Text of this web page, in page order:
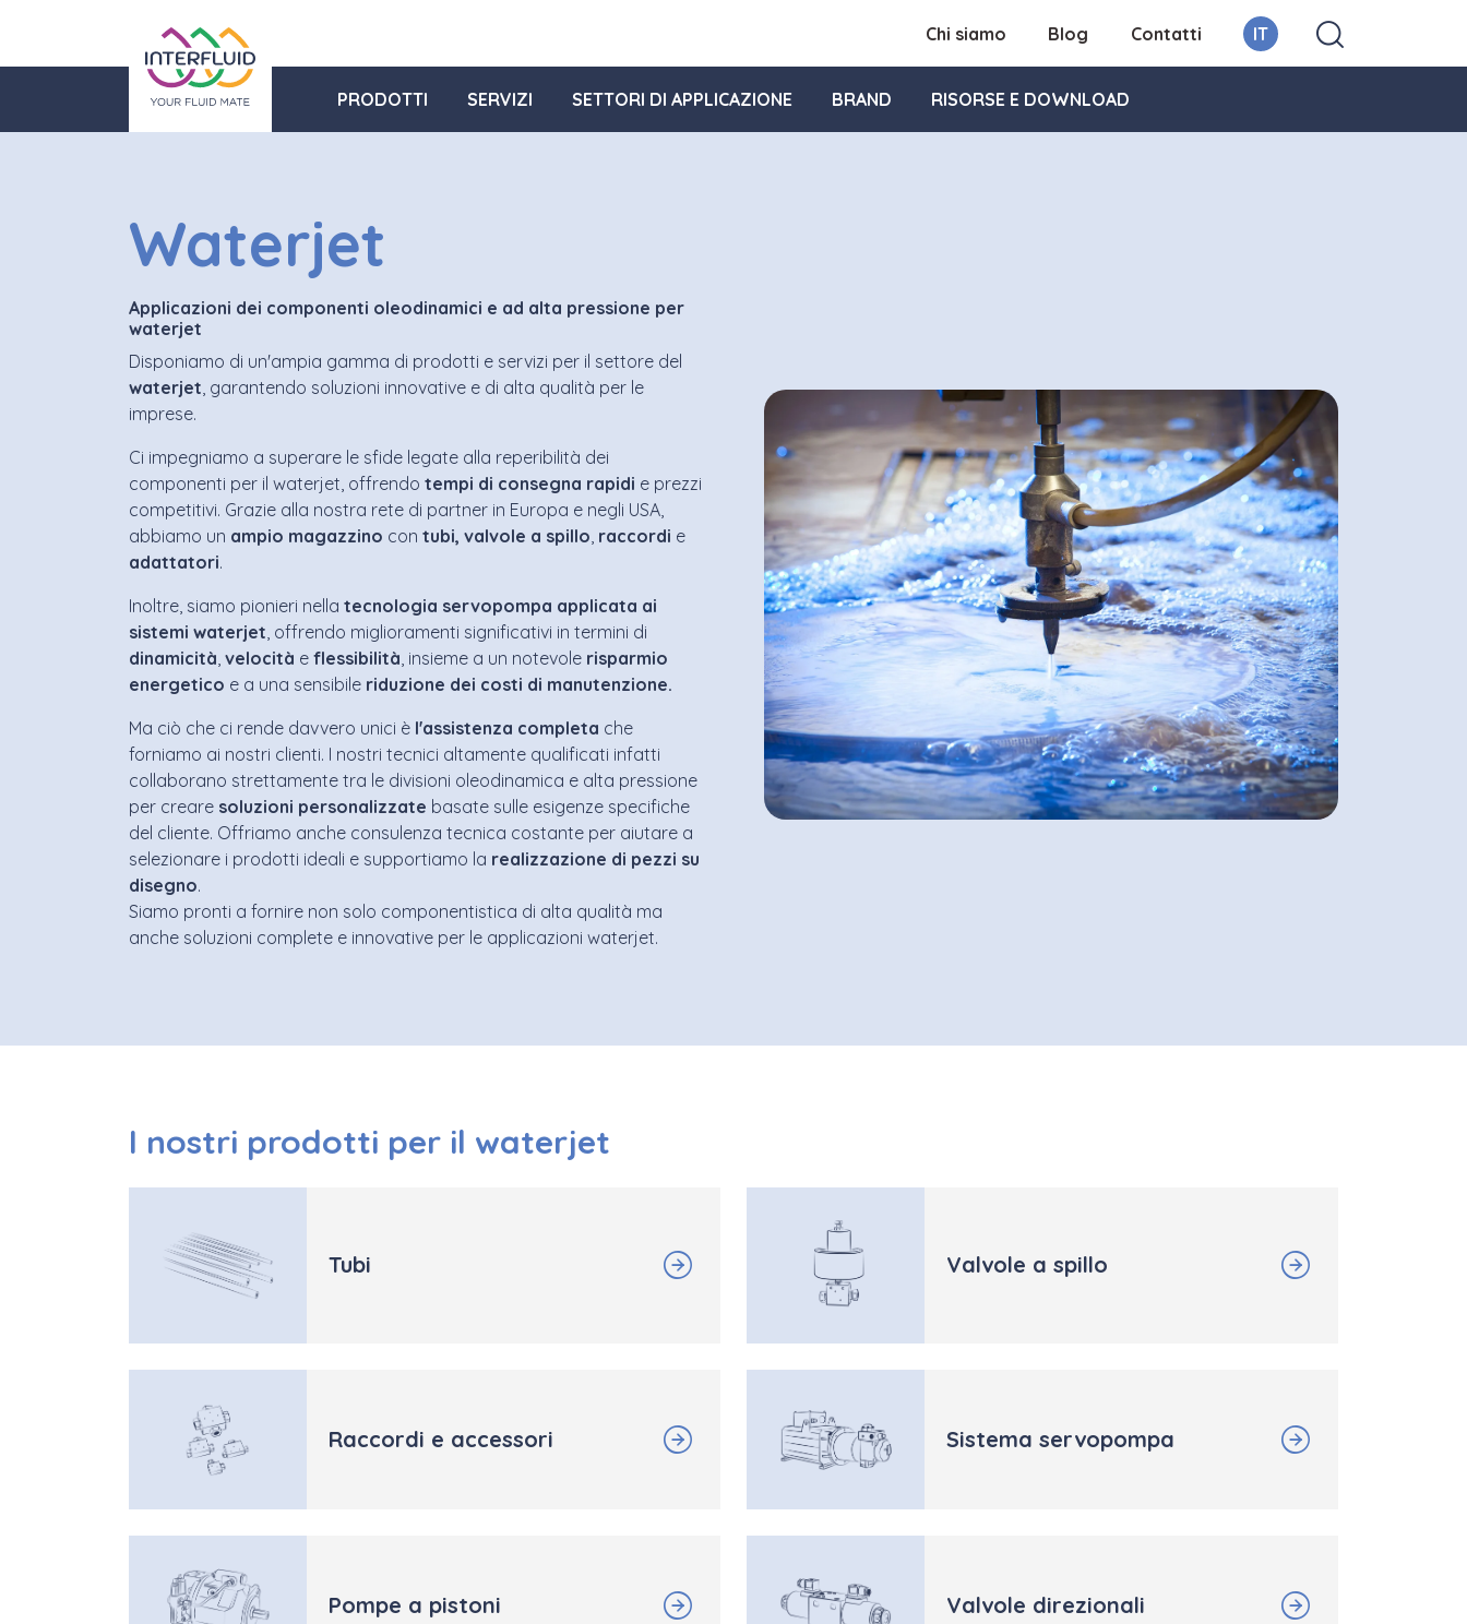
Chi siamo Blog Contatti IT
PRODOTTI SERVIZI SETTORI DI APPLICAZIONE BRAND RISORSE E DOWNLOAD
Waterjet
Applicazioni dei componenti oleodinamici e ad alta pressione per
waterjet
Disponiamo di un'ampia gamma di prodotti e servizi per il settore del
waterjet, garantendo soluzioni innovative e di alta qualità per le
imprese.
Ci impegniamo a superare le sfide legate alla reperibilità dei
componenti per il waterjet, offrendo tempi di consegna rapidi e prezzi
competitivi. Grazie alla nostra rete di partner in Europa e negli USA,
abbiamo un ampio magazzino con tubi, valvole a spillo, raccordi e
adattatori.
Inoltre, siamo pionieri nella tecnologia servopompa applicata ai
sistemi waterjet, offrendo miglioramenti significativi in termini di
dinamicità, velocità e flessibilità, insieme a un notevole risparmio
energetico e a una sensibile riduzione dei costi di manutenzione.
Ma ciò che ci rende davvero unici è l'assistenza completa che
forniamo ai nostri clienti. I nostri tecnici altamente qualificati infatti
collaborano strettamente tra le divisioni oleodinamica e alta pressione
per creare soluzioni personalizzate basate sulle esigenze specifiche
del cliente. Offriamo anche consulenza tecnica costante per aiutare a
selezionare i prodotti ideali e supportiamo la realizzazione di pezzi su
disegno.
Siamo pronti a fornire non solo componentistica di alta qualità ma
anche soluzioni complete e innovative per le applicazioni waterjet.
I nostri prodotti per il waterjet
Tubi Valvole a spillo
Raccordi e accessori Sistema servopompa
Pompe a pistoni Valvole direzionali